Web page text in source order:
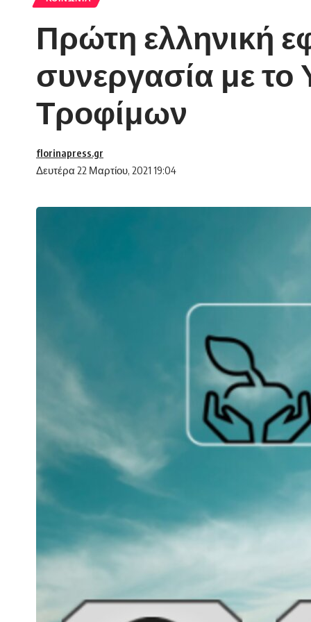
Πρώτη ελληνική
συνεργασία με το
Τροφίμων
Δευτέρα 22 Μαρτίου, 2021 19:04
florinapress.gr